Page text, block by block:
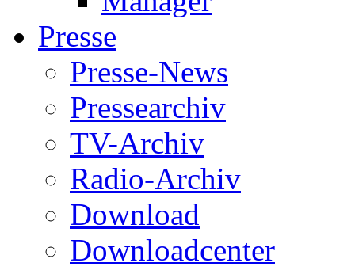
Presse
Presse-News
Pressearchiv
TV-Archiv
Radio-Archiv
Download
Downloadcenter